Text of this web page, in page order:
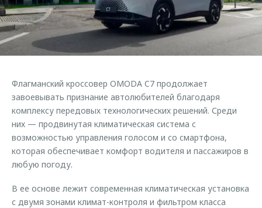
Страхование
Кредитный калькулятор
Аксессуары
Оригинальные аксессуары
Запчасти
Трейд-ин
Калькулятор трейд-ин
Клиентская поддержка
O&J Автоклуб
Клуб владельцев OMODA
Аксессуары
Одежда и сувениры
Оригинальные аксессуары
Запчасти
Обратная связь
Флагманский кроссовер OMODA C7 продолжает
завоевывать признание автолюбителей благодаря
комплексу передовых технологических решений. Среди
них — продвинутая климатическая система с
возможностью управления голосом и со смартфона,
которая обеспечивает комфорт водителя и пассажиров в
любую погоду.
В ее основе лежит современная климатическая установка
с двумя зонами климат-контроля и фильтром класса